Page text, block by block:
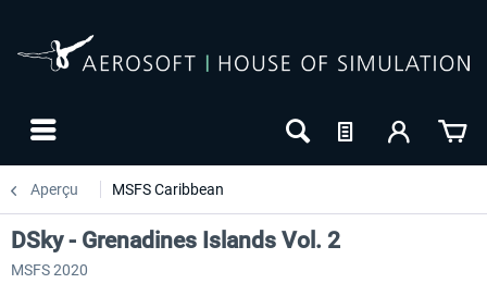
Aperçu MSFS Caribbean
DSky - Grenadines Islands Vol. 2
MSFS 2020